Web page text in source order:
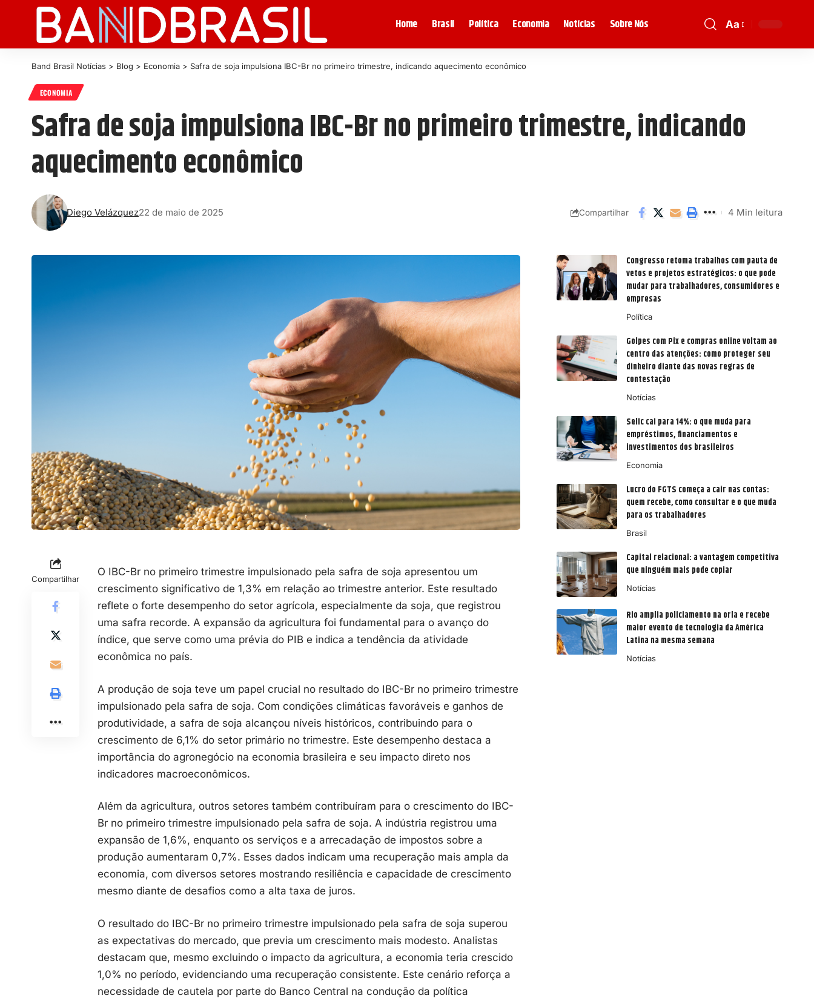
Home Brasil Política Economia Notícias Sobre Nós Aa
Band Brasil Notícias > Blog > Economia > Safra de soja impulsiona IBC-Br no primeiro trimestre, indicando aquecimento econômico
ECONOMIA
Safra de soja impulsiona IBC-Br no primeiro trimestre, indicando
aquecimento econômico
Diego Velázquez22 de maio de 2025 Compartilhar 4 Min leitura
Compartilhar
O IBC-Br no primeiro trimestre impulsionado pela safra de soja apresentou um
crescimento significativo de 1,3% em relação ao trimestre anterior. Este resultado
reflete o forte desempenho do setor agrícola, especialmente da soja, que registrou
uma safra recorde. A expansão da agricultura foi fundamental para o avanço do
índice, que serve como uma prévia do PIB e indica a tendência da atividade
econômica no país.
A produção de soja teve um papel crucial no resultado do IBC-Br no primeiro trimestre
impulsionado pela safra de soja. Com condições climáticas favoráveis e ganhos de
produtividade, a safra de soja alcançou níveis históricos, contribuindo para o
crescimento de 6,1% do setor primário no trimestre. Este desempenho destaca a
importância do agronegócio na economia brasileira e seu impacto direto nos
indicadores macroeconômicos.
Além da agricultura, outros setores também contribuíram para o crescimento do IBC-
Br no primeiro trimestre impulsionado pela safra de soja. A indústria registrou uma
expansão de 1,6%, enquanto os serviços e a arrecadação de impostos sobre a
produção aumentaram 0,7%. Esses dados indicam uma recuperação mais ampla da
economia, com diversos setores mostrando resiliência e capacidade de crescimento
mesmo diante de desafios como a alta taxa de juros.
O resultado do IBC-Br no primeiro trimestre impulsionado pela safra de soja superou
as expectativas do mercado, que previa um crescimento mais modesto. Analistas
destacam que, mesmo excluindo o impacto da agricultura, a economia teria crescido
1,0% no período, evidenciando uma recuperação consistente. Este cenário reforça a
necessidade de cautela por parte do Banco Central na condução da política
Congresso retoma trabalhos com pauta de
vetos e projetos estratégicos: o que pode
mudar para trabalhadores, consumidores e
empresas
Política
Golpes com Pix e compras online voltam ao
centro das atenções: como proteger seu
dinheiro diante das novas regras de
contestação
Notícias
Selic cai para 14%: o que muda para
empréstimos, financiamentos e
investimentos dos brasileiros
Economia
Lucro do FGTS começa a cair nas contas:
quem recebe, como consultar e o que muda
para os trabalhadores
Brasil
Capital relacional: a vantagem competitiva
que ninguém mais pode copiar
Notícias
Rio amplia policiamento na orla e recebe
maior evento de tecnologia da América
Latina na mesma semana
Notícias